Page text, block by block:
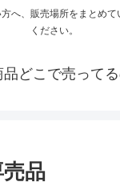
へ、販売場所をまとめ
ください。
品どこで売ってる
品